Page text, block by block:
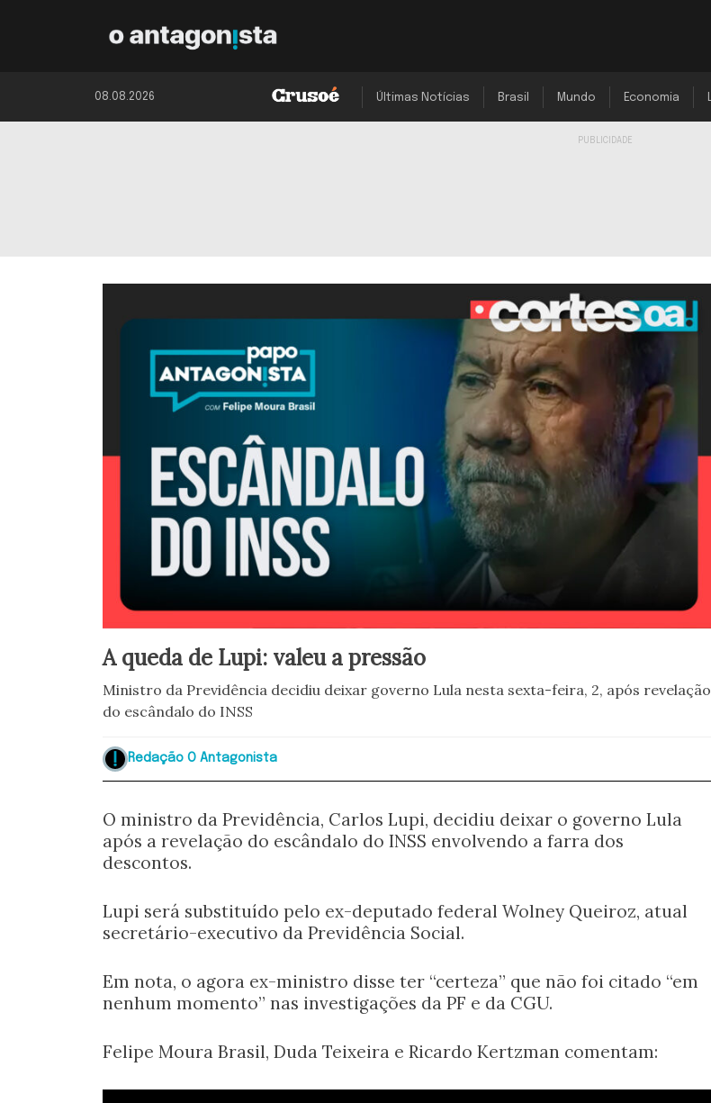
08.08.2026 Últimas Notícias Brasil Mundo Economia
A queda de Lupi: valeu a pressão
Ministro da Previdência decidiu deixar governo Lula nesta sexta-feira, 2, após revelação
do escândalo do INSS
Redação O Antagonista
O ministro da Previdência, Carlos Lupi, decidiu deixar o governo Lula
após a revelação do escândalo do INSS envolvendo a farra dos
descontos.
Lupi será substituído pelo ex-deputado federal Wolney Queiroz, atual
secretário-executivo da Previdência Social.
Em nota, o agora ex-ministro disse ter “certeza” que não foi citado “em
nenhum momento” nas investigações da PF e da CGU.
Felipe Moura Brasil, Duda Teixeira e Ricardo Kertzman comentam: